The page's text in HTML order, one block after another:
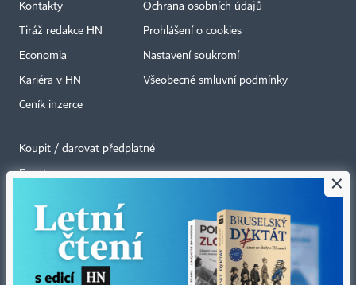
Kontakty
Tiráž redakce HN
Economia
Kariéra v HN
Ceník inzerce
Ochrana osobních údajů
Prohlášení o cookies
Nastavení soukromí
Všeobecné smluvní podmínky
Koupit / darovat předplatné
Eventy
RSS kanály
Autorská práva vykonává vydavatel. Bez písemného svolení vydavatele je
×